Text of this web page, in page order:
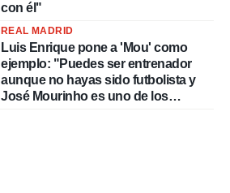
con él"
REAL MADRID
Luis Enrique pone a 'Mou' como
ejemplo: "Puedes ser entrenador
aunque no hayas sido futbolista y
José Mourinho es uno de los